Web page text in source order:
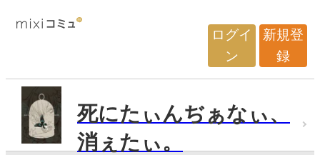
ログイ
ン
新規登
録
死にたぃんぢぁなぃ、
消ぇたぃ。